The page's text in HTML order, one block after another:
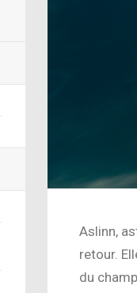
Aslinn,
retour.
du